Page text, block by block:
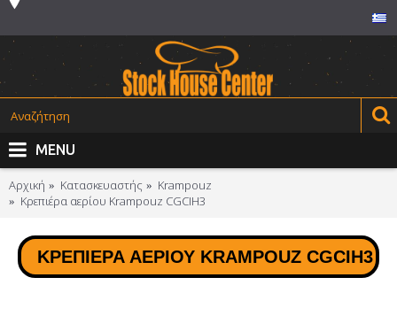
MENU
Αρχική Κατασκευαστής
Krampouz
Κρεπιέρα αερίου Krampouz CGCIH3
ΚΡΕΠΙΈΡΑ ΑΕΡΊΟΥ KRAMPOUZ CGCIH3